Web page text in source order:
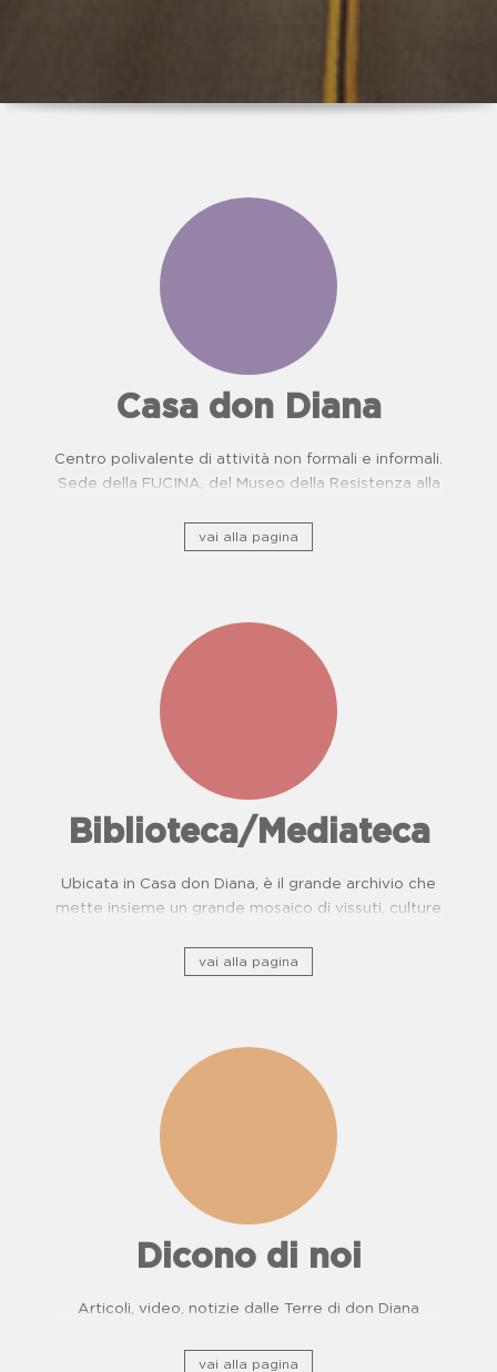
Casa don Diana
Centro polivalente di attività non formali e informali.
Sede della FUCINA, del Museo della Resistenza alla
Oncologiche. Proposte didattiche per scuole.
vai alla pagina
Biblioteca/Mediateca
Ubicata in Casa don Diana, è il grande archivio che
mette insieme un grande mosaico di vissuti, culture
vai alla pagina
Dicono di noi
Articoli, video, notizie dalle Terre di don Diana
vai alla pagina